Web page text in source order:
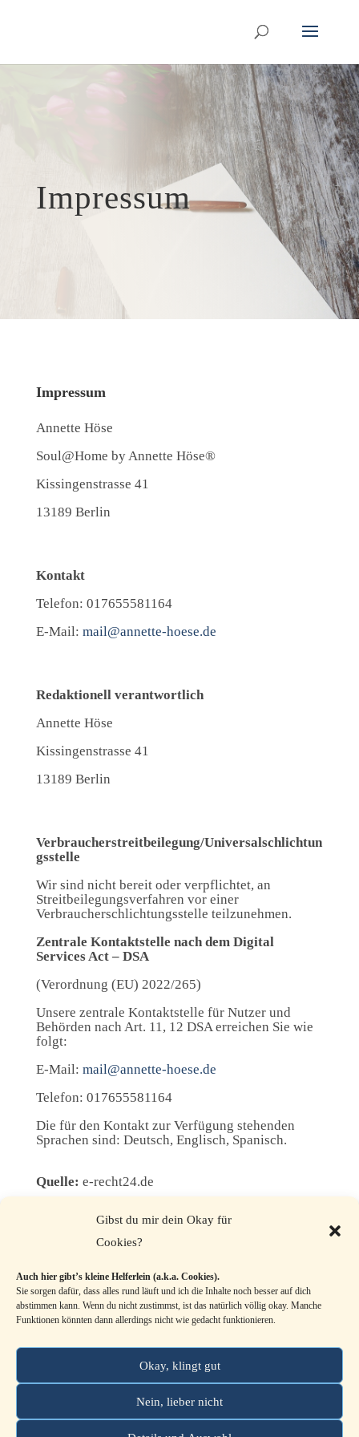
Gibst du mir dein Okay für
Cookies?
Auch hier gibt’s kleine Helferlein (a.k.a. Cookies).
Sie sorgen dafür, dass alles rund läuft und ich die Inhalte noch besser auf dich
abstimmen kann. Wenn du nicht zustimmst, ist das natürlich völlig okay. Manche
Funktionen könnten dann allerdings nicht wie gedacht funktionieren.
Okay, klingt gut
Nein, lieber nicht
Impressum
Impressum
Annette Höse
Soul@Home by Annette Höse®
Kissingenstrasse 41
13189 Berlin
Kontakt
Telefon: 017655581164
E-Mail: mail@annette-hoese.de
Redaktionell verantwortlich
Annette Höse
Kissingenstrasse 41
13189 Berlin
Verbraucherstreitbeilegung/Universalschlichtun
gsstelle
Wir sind nicht bereit oder verpflichtet, an
Streitbeilegungsverfahren vor einer
Verbraucherschlichtungsstelle teilzunehmen.
Zentrale Kontaktstelle nach dem Digital
Services Act – DSA
(Verordnung (EU) 2022/265)
Unsere zentrale Kontaktstelle für Nutzer und
Behörden nach Art. 11, 12 DSA erreichen Sie wie
folgt:
E-Mail: mail@annette-hoese.de
Telefon: 017655581164
Die für den Kontakt zur Verfügung stehenden
Sprachen sind: Deutsch, Englisch, Spanisch.
Quelle: e-recht24.de
Meine Leistungen umfassen Empfehlungen und
verstehen sich nicht als Heilmethode oder
Therapieform. Es liegt im Ermessen des
Auftraggebers von den Ratschlägen Gebrauch zu
machen. Ein Erfolgsversprechen ist damit nicht
Datenschutz Cookie-Richtlinie (EU)